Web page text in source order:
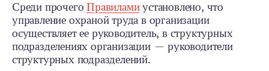
Среди прочегоПравиламиустановлено, что
управление охраной труда в организации
осуществляет ее руководитель, в структурных
подразделениях организации — руководители
структурных подразделений.